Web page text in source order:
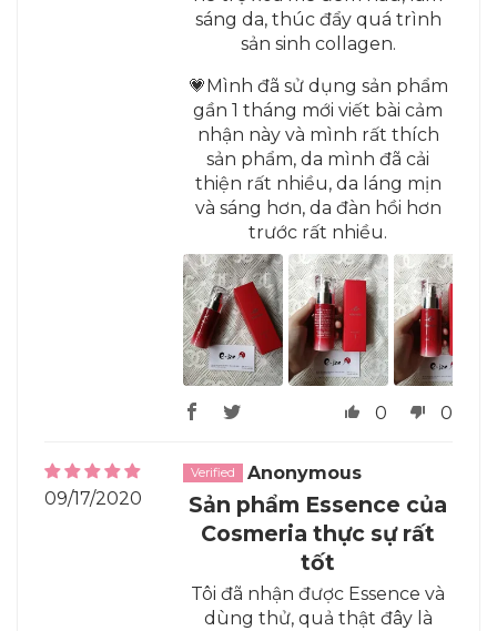
sáng da, thúc đẩy quá trình
sản sinh collagen.
💗Mình đã sử dụng sản phẩm
gần 1 tháng mới viết bài cảm
nhận này và mình rất thích
sản phẩm, da mình đã cải
thiện rất nhiều, da láng mịn
và sáng hơn, da đàn hồi hơn
trước rất nhiều.
0 0
09/17/2020
Anonymous
Sản phẩm Essence của
Cosmeria thực sự rất
tốt
Tôi đã nhận được Essence và
dùng thử, quả thật đây là